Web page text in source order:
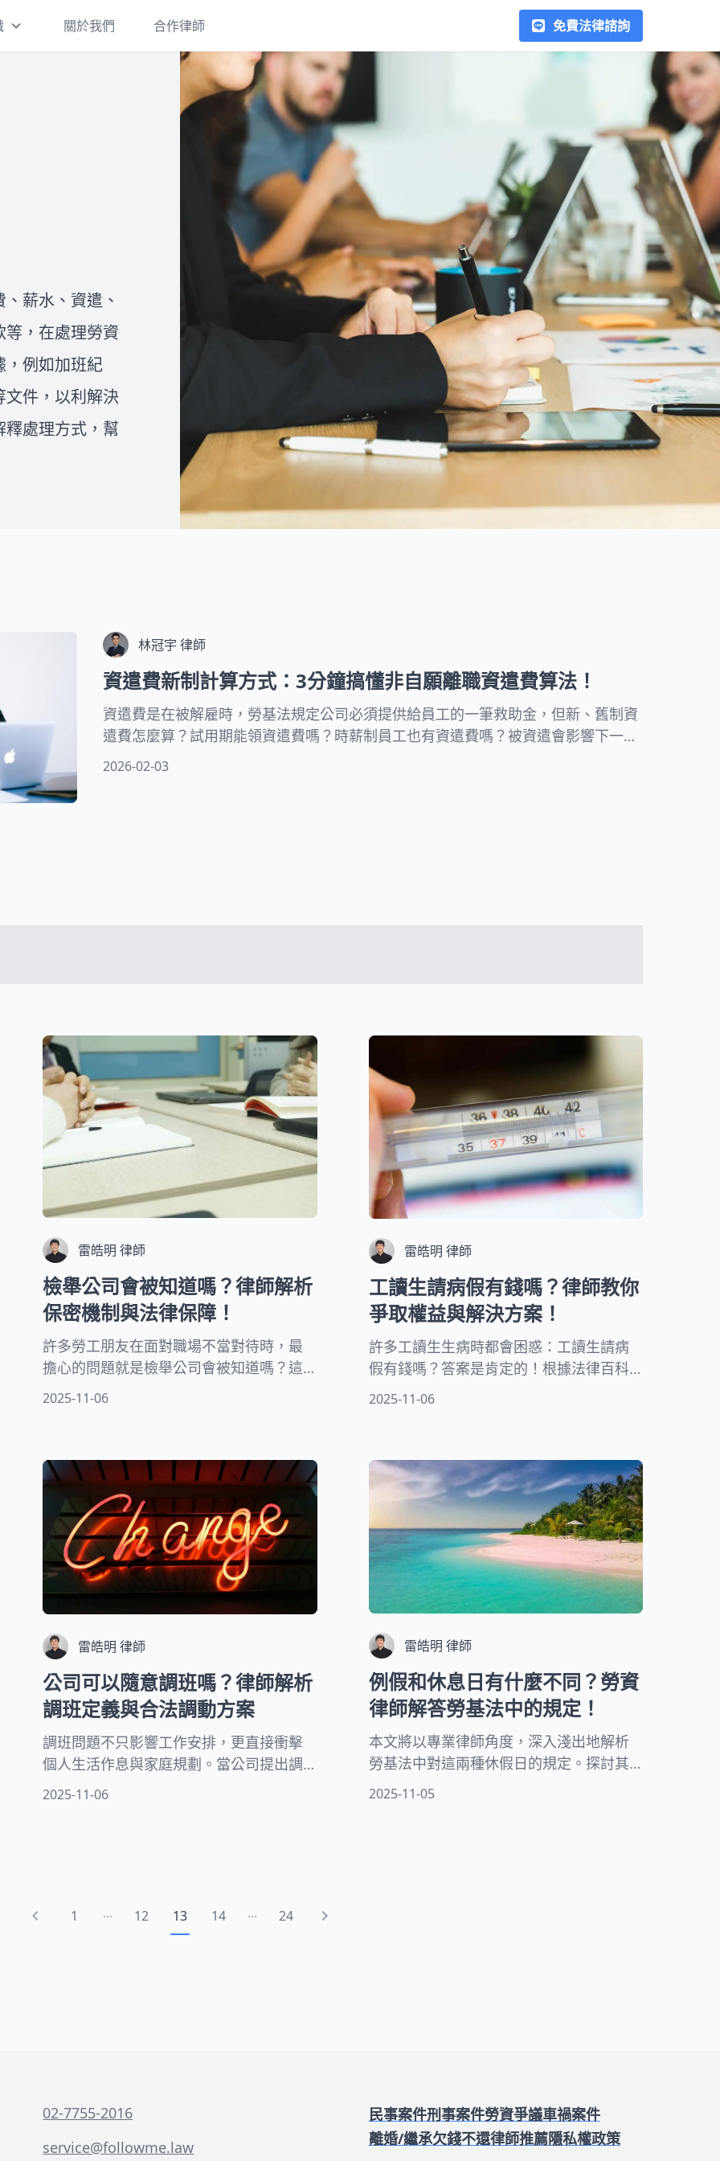
刑事案件一經提告，都會面臨偵
查階段、是否起訴，以及起訴後
的審判和判決確定及執行。 如果
您收到了警詢筆錄通知書、偵查
庭通知書或法院開庭通知書卻不
知道應該如何妥適處理，建議您
盡快和律師進行諮詢，以保障自
己的權益並拿到最有利的結果。
在台灣的勞資爭議常見種類包
括：加班費、薪水、資遣、契約
糾紛、派遣勞工糾紛、競業禁止
條款等，在處理勞資糾紛時，最
重要的是雙方應留存相關證據，
例如加班紀錄、工作日誌、薪資
結算單、離職證明等文件，以利
解決後續的爭議。在這個區塊我
們會以專文解釋處理方式，幫助
您以正確的方式處理勞資糾紛。
在這裡，我們將提供有關台灣離
婚的三種方式的詳細介紹：協議
離婚、調解離婚和訴訟離婚。此
外，我們還將說明離婚需要注意
養費、探視權，以及夫妻共同財
解在面臨家暴、外遇等情況下是
在下方的文章中找到詳細的解
答。我們希望透過這些資訊，能
夠幫助您克服婚姻中的困境，並
欠錢不還
當借錢給他人時，若沒有簽署任
何書面協議，如簽借據或本票，
是否代表就失去追回借款的權
利？在這裡，我們將介紹如何運
用法律手段，例如支付命令、本
票裁定、假扣押、強制執行，以
及相關民事訴訟程序，來合法地
討回您的債權。
合作律師
合作律師超過70位，以專業的角
度提供親民的法律知識文章，並
附上流程和注意事項協助民眾處
理日常法律問題。
所有文章
關於我們 合作律師 免費法律諮詢
薪水、資遣、
，在處理勞資
例如加班紀
文件，以利解決
處理方式，幫
林冠宇 律師
資遣費新制計算方式：3分鐘搞懂非自願離職資遣費算法！
資遣費是在被解雇時，勞基法規定公司必須提供給員工的一筆救助金，但新、舊制資
遣費怎麼算？試用期能領資遣費嗎？時薪制員工也有資遣費嗎？被資遣會影響下一份
工作嗎？在本文中，律師將為您解釋非自願離職資遣費的計算方法和法律規定！
2026-02-03
雷皓明 律師
檢舉公司會被知道嗎？律師解析
保密機制與法律保障！
許多勞工朋友在面對職場不當對待時，最
擔心的問題就是檢舉公司會被知道嗎？這
種擔憂完全可以理解。其實，台灣的法律
密。如果公務員違反規定洩漏檢舉人資
訊，將面臨行政責任、刑事責任，甚至要
負擔民事賠償。
2025-11-06
雷皓明 律師
工讀生請病假有錢嗎？律師教你
爭取權益與解決方案！
許多工讀生生病時都會困惑：工讀生請病
假有錢嗎？答案是肯定的！根據法律百科
資料，工讀生在法律上被歸類為「部分工
確維護自己的勞動權益。
2025-11-06
雷皓明 律師
公司可以隨意調班嗎？律師解析
調班定義與合法調動方案
調班問題不只影響工作安排，更直接衝擊
個人生活作息與家庭規劃。當公司提出調
班要求時，許多人不知道該如何回應。擔
界限，幫助你了解面對公司可以隨意調班
嗎這個問題時，如何適當回應並保護自身
2025-11-06
雷皓明 律師
例假和休息日有什麼不同？勞資
律師解答勞基法中的規定！
本文將以專業律師角度，深入淺出地解析
勞基法中對這兩種休假日的規定。探討其
定義、適用範圍、工資計算方式、加班規
2025-11-05
1 ... 12 13 14 ... 24
02-7755-2016
service@followme.law
民事案件刑事案件勞資爭議車禍案件
離婚/繼承欠錢不還律師推薦隱私權政策